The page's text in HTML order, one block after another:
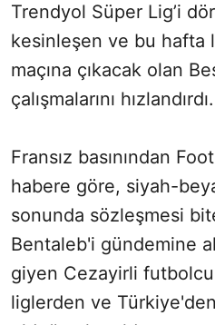
Trendyol Süper Lig’i
kesinleşen ve bu hafta
maçına çıkacak olan
çalışmalarını hızlandırdı.
Fransız basınından
habere göre, siyah-
sonunda sözleşmesi
Bentaleb'i gündemine
giyen Cezayirli
liglerden ve